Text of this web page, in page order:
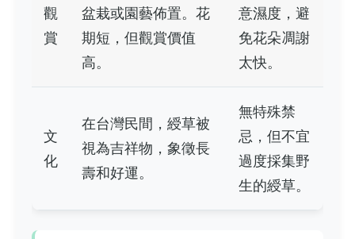
觀
賞
盆栽或園藝佈置。花
期短，但觀賞價值
高。
意濕度，避
免花朵凋謝
太快。
文
化
在台灣民間，綬草被
視為吉祥物，象徵長
壽和好運。
無特殊禁
忌，但不宜
過度採集野
生的綬草。